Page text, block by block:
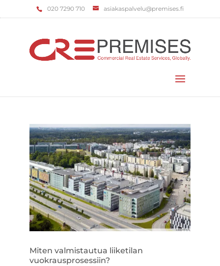
‌020 7290 710 asiakaspalvelu@premises.fi
Miten valmistautua liiketilan
vuokrausprosessiin?